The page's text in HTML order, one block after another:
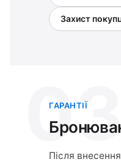
Захист
ГАРАНТІЇ
Після